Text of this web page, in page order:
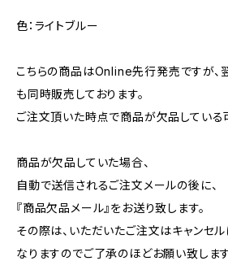
色：ライトブルー
こちらの商品はOnline先行発売ですが、
も同時販売しております。
ご注文頂いた時点で商品が欠品している
商品が欠品していた場合、
自動で送信されるご注文メールの後に、
『商品欠品メール』をお送り致します。
その際は、いただいたご注文はキャンセル
なりますのでご了承のほどお願い致します